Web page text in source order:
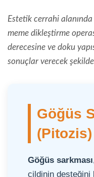
Estetik cerrahi
meme dikleştirme
derecesine ve doku
sonuçlar verecek
Göğüs
Göğüs sarkması
cildinin desteğini